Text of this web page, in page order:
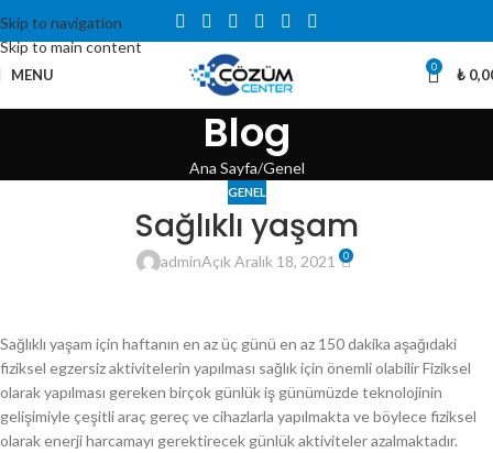
Skip to navigation
Skip to main content
MENU 0 ₺
Blog
Ana Sayfa Genel
GENEL
Sağlıklı yaşam
adminAçık Aralık 18, 2021 0
Sağlıklı yaşam için haftanın en az üç günü en az 150 dakika aşağıdaki
fiziksel egzersiz aktivitelerin yapılması sağlık için önemli olabilir Fiziksel
olarak yapılması gereken birçok günlük iş günümüzde teknolojinin
gelişimiyle çeşitli araç gereç ve cihazlarla yapılmakta ve böylece fiziksel
olarak enerji harcamayı gerektirecek günlük aktiviteler azalmaktadır.